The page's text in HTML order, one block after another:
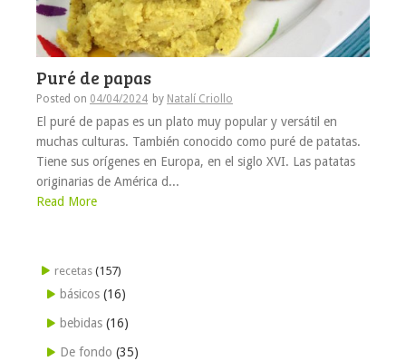
Puré de papas
Posted on 04/04/2024 by Natalí Criollo
El puré de papas es un plato muy popular y versátil en
muchas culturas. También conocido como puré de patatas.
Tiene sus orígenes en Europa, en el siglo XVI. Las patatas
originarias de América d...
Read More
recetas (157)
básicos (16)
bebidas (16)
De fondo (35)